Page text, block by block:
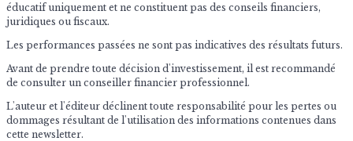
éducatif uniquement et ne constituent pas des conseils financiers,
juridiques ou fiscaux.
Les performances passées ne sont pas indicatives des résultats futurs.
Avant de prendre toute décision d'investissement, il est recommandé
de consulter un conseiller financier professionnel.
L'auteur et l'éditeur déclinent toute responsabilité pour les pertes ou
dommages résultant de l'utilisation des informations contenues dans
cette newsletter.